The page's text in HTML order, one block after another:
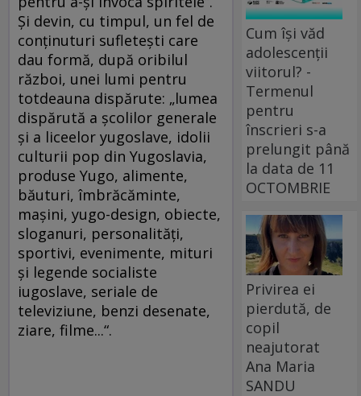
Şi devin, cu timpul, un fel de
conţinuturi sufleteşti care
dau formă, după oribilul
război, unei lumi pentru
totdeauna dispărute: „lumea
dispărută a şcolilor generale
şi a liceelor yugoslave, idolii
culturii pop din Yugoslavia,
produse Yugo, alimente,
băuturi, îmbrăcăminte,
maşini, yugo-design, obiecte,
sloganuri, personalităţi,
sportivi, evenimente, mituri
şi legende socialiste
iugoslave, seriale de
televiziune, benzi desenate,
ziare, filme...“.
Cum își văd
adolescenții
viitorul? -
Termenul
pentru
înscrieri s-a
prelungit până
la data de 11
OCTOMBRIE
Privirea ei
pierdută, de
copil
neajutorat
Ana Maria
SANDU